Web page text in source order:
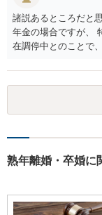
独身であると虚偽申
的理由がある もっと
たにもかかわらず漫
慰謝料（50～150万
諸説あるところだと
年金の場合ですが、
在調停中とのことで
与の場合、就労する
金の場合は、この控
割愛しますが、 単
いうことになります
ば審判となりますが
熟年離婚・卒婚に